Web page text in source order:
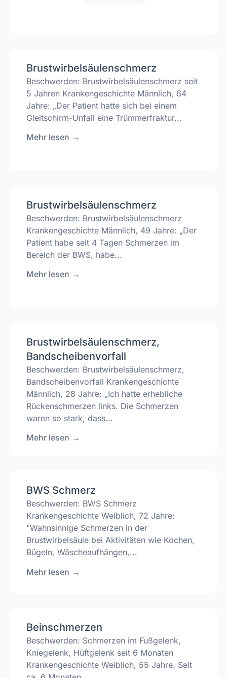
Brustwirbelsäulenschmerz
Beschwerden: Brustwirbelsäulenschmerz seit
5 Jahren Krankengeschichte Männlich, 64
Jahre: „Der Patient hatte sich bei einem
Gleitschirm-Unfall eine Trümmerfraktur...
Mehr lesen →
Brustwirbelsäulenschmerz
Beschwerden: Brustwirbelsäulenschmerz
Krankengeschichte Männlich, 49 Jahre: „Der
Patient habe seit 4 Tagen Schmerzen im
Bereich der BWS, habe...
Mehr lesen →
Brustwirbelsäulenschmerz,
Bandscheibenvorfall
Beschwerden: Brustwirbelsäulenschmerz,
Bandscheibenvorfall Krankengeschichte
Männlich, 28 Jahre: „Ich hatte erhebliche
Rückenschmerzen links. Die Schmerzen
waren so stark, dass...
Mehr lesen →
BWS Schmerz
Beschwerden: BWS Schmerz
Krankengeschichte Weiblich, 72 Jahre:
"Wahnsinnige Schmerzen in der
Brustwirbelsäule bei Aktivitäten wie Kochen,
Bügeln, Wäscheaufhängen,...
Mehr lesen →
Beinschmerzen
Beschwerden: Schmerzen im Fußgelenk,
Kniegelenk, Hüftgelenk seit 6 Monaten
Krankengeschichte Weiblich, 55 Jahre. Seit